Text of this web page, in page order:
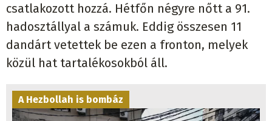
csatlakozott hozzá. Hétfőn négyre nőtt a 91.
hadosztállyal a számuk. Eddig összesen 11
dandárt vetettek be ezen a fronton, melyek
közül hat tartalékosokból áll.
A Hezbollah is bombáz